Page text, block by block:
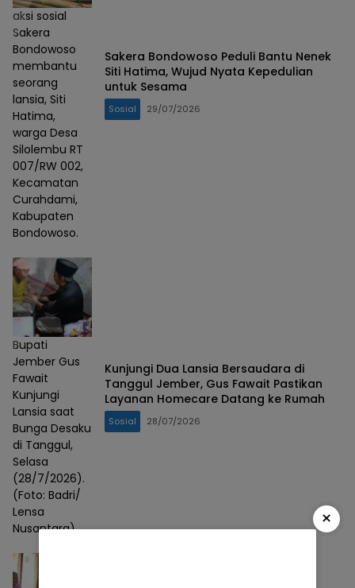
aksi sosial
Sakera
Bondowoso
membantu
seorang
lansia, Siti
Hatima,
warga Desa
Silolembu RT
007/RW 002,
Kecamatan
Curahdami,
Kabupaten
Bondowoso.
Sakera Bondowoso Peduli Bantu Nenek
Siti Hatima, Wujud Nyata Kepedulian
untuk Sesama
Sosial 29/07/2026
Bupati
Jember Gus
Fawait
Kunjungi
Lansia saat
Bunga Desaku
di Tanggul,
Selasa
(28/7/2026).
(Foto: Badri/
Lensa
Nusantara)
Kunjungi Dua Lansia Bersaudara di
Tanggul Jember, Gus Fawait Pastikan
Layanan Homecare Datang ke Rumah
Sosial 28/07/2026
×